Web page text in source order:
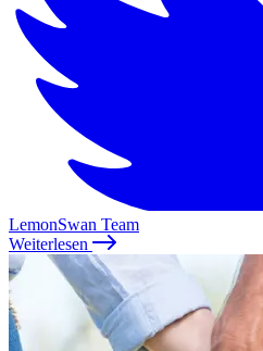
LemonSwan Team
Weiterlesen